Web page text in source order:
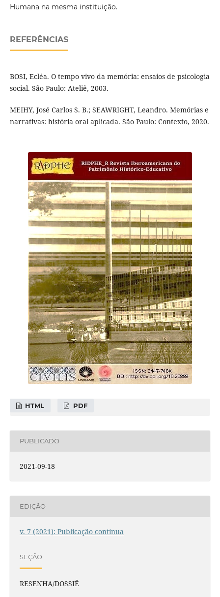
Humana na mesma instituição.
REFERÊNCIAS
BOSI, Ecléa. O tempo vivo da memória: ensaios de psicologia
social. São Paulo: Ateliê, 2003.
MEIHY, José Carlos S. B.; SEAWRIGHT, Leandro. Memórias e
narrativas: história oral aplicada. São Paulo: Contexto, 2020.
HTML PDF
PUBLICADO
2021-09-18
EDIÇÃO
v. 7 (2021): Publicação contínua
SEÇÃO
RESENHA/DOSSIÊ